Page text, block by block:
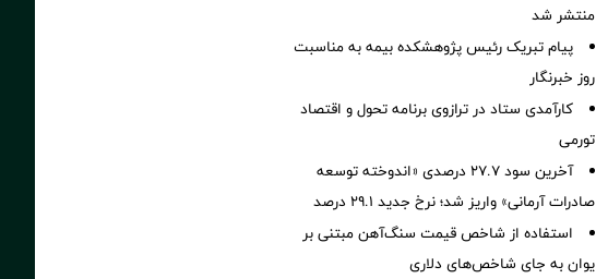
منتشر شد
پیام تبریک رئیس پژوهشکده بیمه به مناسبت
روز خبرنگار
کارآمدی ستاد در ترازوی برنامه تحول و اقتصاد
تورمی
آخرین سود ۲۷.۷ درصدی «اندوخته توسعه
صادرات آرمانی» واریز شد؛ نرخ جدید ۲۹.۱ درصد
استفاده از شاخص قیمت سنگ‌آهن مبتنی بر
یوان به جای شاخص‌های دلاری